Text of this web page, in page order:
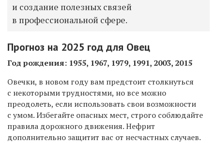
и создание полезных связей
в профессиональной сфере.
Прогноз на 2025 год для Овец
Год рождения: 1955, 1967, 1979, 1991, 2003, 2015
Овечки, в новом году вам предстоит столкнуться
с некоторыми трудностями, но все можно
преодолеть, если использовать свои возможности
с умом. Избегайте опасных мест, строго соблюдайте
правила дорожного движения. Нефрит
дополнительно защитит вас от несчастных случаев.